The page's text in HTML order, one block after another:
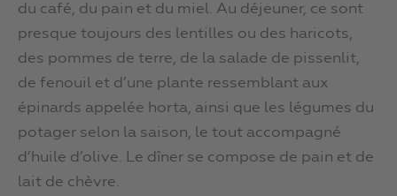
du café, du pain et du miel. Au déjeuner, ce sont
presque toujours des lentilles ou des haricots,
des pommes de terre, de la salade de pissenlit,
de fenouil et d’une plante ressemblant aux
épinards appelée horta, ainsi que les légumes du
potager selon la saison, le tout accompagné
d’huile d’olive. Le dîner se compose de pain et de
lait de chèvre.